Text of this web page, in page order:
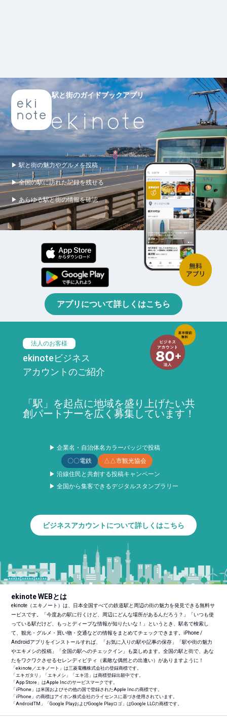
駅と街のガイドブックアプリ
▶ 駅と街の魅力やグルメを投稿
▶ 全国の駅に訪れた記録を残せる
▶ あらゆる駅と街の情報を確認
アプリについて詳しくはこちら
法人のお客様
ekinoteビジネス
アカウントのご紹介
「駅」を起点に地域を盛り上げたい共
創パートナーを広く募集しています！
▶ 企業名・自治体名カラーバッジで投稿
〇〇電鉄
△△市観光協会
▶ 沿線住民と共創する投稿キャンペーン
▶ 全国から集客できるデジタルスタンプラリー
ビジネスアカウントについて詳しくはこちら
ekinote WEBとは
ekinote（エキノート）は、日本全国すべての鉄道駅と周辺の街の魅力を発見できる無料サ
ービスです。「今度あの駅に行くけど、周辺にどんな場所があるんだろう？」「いつも使
っている駅だけど、もっとディープな情報が知りたいな！」というとき、駅名で検索し
て、観光・グルメ・買い物・交通などの情報をまとめてチェックできます。iPhone /
Androidアプリをインストールすれば、「お気に入りの駅や記事の保存」「駅や街の魅力
やエキメシの投稿」「全国の駅へのチェックイン」も楽しめます。全国の駅と街で、あな
たをワクワクさせるセレンディピティ（素敵な偶然との出逢い）がありますように！
「ekinote／エキノート」は三菱電機株式会社の登録商標です。
「エキガタリ」「エキメシ」「エキ活」は商標登録出願中です。
「App Store」はApple Inc.のサービスマークです。
「iPhone」は米国およびその他の国で登録されたApple Inc.の商標です。
「iPhone」の商標はアイホン株式会社のライセンスに基づき使用されています。
「AndroidTM 」「Google PlayおよびGoogle Playロゴ」はGoogle LLCの商標です。